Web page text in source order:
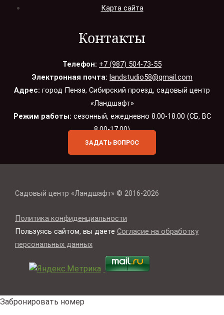
Карта сайта
Контакты
Телефон: +7 (987) 504-73-55
Электронная почта: landstudio58@gmail.com
Адрес: город Пенза, Сибирский проезд, садовый центр
«Ландшафт»
Режим работы: сезонный, ежедневно 8:00-18:00 (СБ, ВС
8:00-17:00)
ЗАДАТЬ ВОПРОС
Садовый центр «Ландшафт» © 2016-2026
Политика конфиденциальности
Пользуясь сайтом, вы даете Согласие на обработку
персональных данных
Забронировать номер